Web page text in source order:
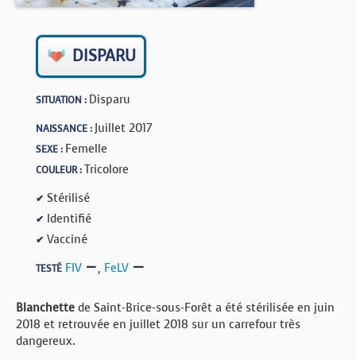
BOUTIQUE
FORUM
DISPARU
SITUATION : Disparu
NAISSANCE : Juillet 2017
SEXE : Femelle
COULEUR :Tricolore
✔ Stérilisé
✔ Identifié
✔ Vacciné
TESTÉ FIV , FeLV
Blanchette de Saint-Brice-sous-Forêt a été stérilisée en juin
2018 et retrouvée en juillet 2018 sur un carrefour très
dangereux.